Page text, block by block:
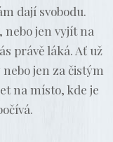
dají svobodu.
nebo jen vyjít na
právě láká. Ať už
jen za čistým
na místo, kde je